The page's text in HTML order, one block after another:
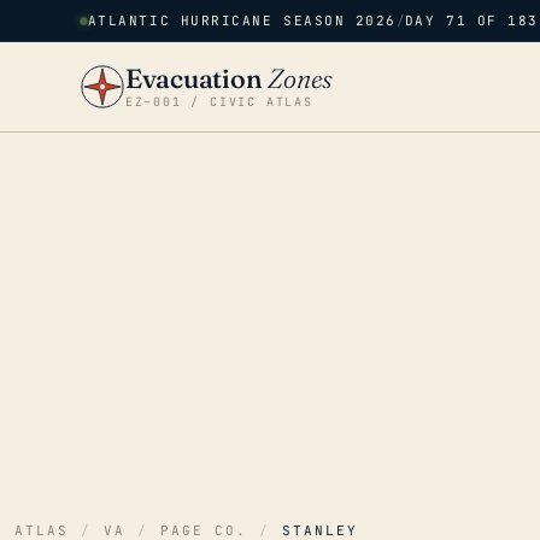
ATLANTIC HURRICANE SEASON 2026 /DAY 71 OF 183
EvacuationZones
EZ–001 / CIVIC ATLAS
ATLAS / VA / PAGE CO. / STANLEY